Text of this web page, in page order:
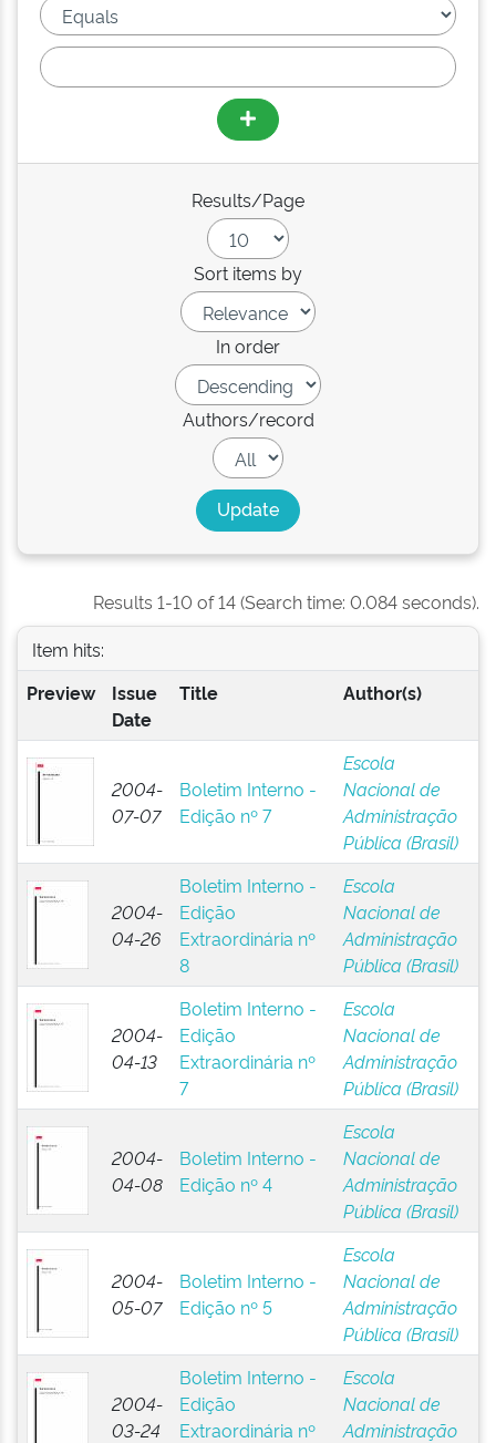
Results/Page
Sort items by
In order
Authors/record
Results 1-10 of 14 (Search time: 0.084 seconds).
Item hits:
Preview
Issue
Date
Title Author(s)
2004-
07-07
Boletim Interno -
Edição nº 7
Escola
Nacional de
Administração
Pública (Brasil)
2004-
04-26
Boletim Interno -
Edição
Extraordinária nº
8
Escola
Nacional de
Administração
Pública (Brasil)
2004-
04-13
Boletim Interno -
Edição
Extraordinária nº
7
Escola
Nacional de
Administração
Pública (Brasil)
2004-
04-08
Boletim Interno -
Edição nº 4
Escola
Nacional de
Administração
Pública (Brasil)
2004-
05-07
Boletim Interno -
Edição nº 5
Escola
Nacional de
Administração
Pública (Brasil)
2004-
03-24
Boletim Interno -
Edição
Extraordinária nº
Escola
Nacional de
Administração